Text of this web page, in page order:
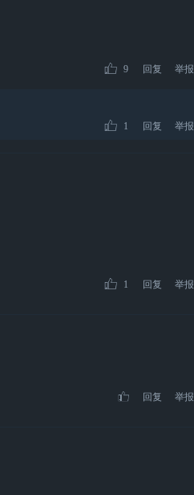
9 回复 举报
1 回复 举报
1 回复 举报
回复 举报